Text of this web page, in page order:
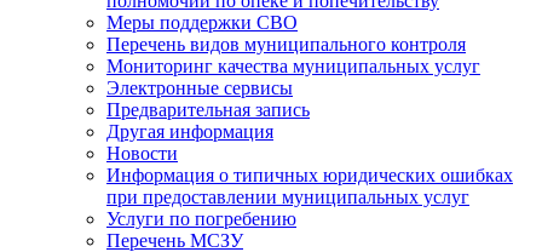
Меры поддержки СВО
Перечень видов муниципального контроля
Мониторинг качества муниципальных услуг
Электронные сервисы
Предварительная запись
Другая информация
Новости
Информация о типичных юридических ошибках
при предоставлении муниципальных услуг
Услуги по погребению
Перечень МСЗУ